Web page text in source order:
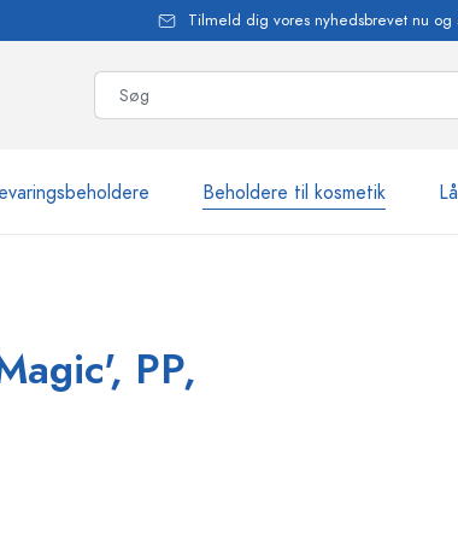
Tilmeld dig vores nyhedsbrevet nu og
Beholdere til kosmetik
Estal-flasker
PP,